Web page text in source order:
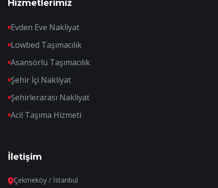
Hizmetlerimiz
Evden Eve Nakliyat
Lowbed Taşımacılık
Asansörlü Taşımacılık
Şehir İçi Nakliyat
Şehirlerarası Nakliyat
Acil Taşıma Hizmeti
İletişim
Çekmeköy / İstanbul